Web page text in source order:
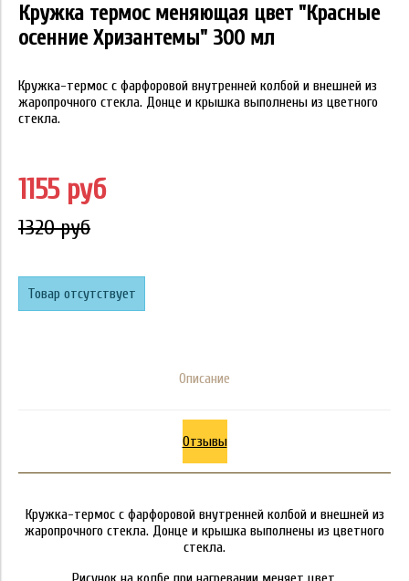
Кружка термос меняющая цвет "Красные
осенние Хризантемы" 300 мл
Кружка-термос с фарфоровой внутренней колбой и внешней из
жаропрочного стекла. Донце и крышка выполнены из цветного
стекла.
1155 руб
1320 руб
Товар отсутствует
Описание
Отзывы
Кружка-термос с фарфоровой внутренней колбой и внешней из
жаропрочного стекла. Донце и крышка выполнены из цветного
стекла.